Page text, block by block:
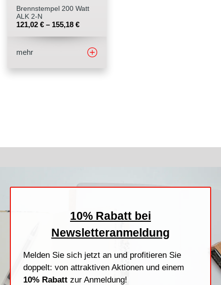
Brennstempel 200 Watt
ALK 2-N
121,02 € – 155,18 €
mehr
Stempelfarben